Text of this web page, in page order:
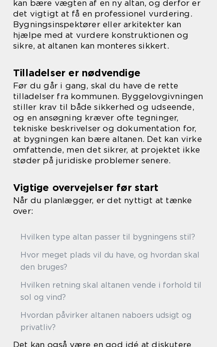
kan bære vægten af en ny altan, og derfor er
det vigtigt at få en professionel vurdering.
Bygningsinspektører eller arkitekter kan
hjælpe med at vurdere konstruktionen og
sikre, at altanen kan monteres sikkert.
Tilladelser er nødvendige
Før du går i gang, skal du have de rette
tilladelser fra kommunen. Byggelovgivningen
stiller krav til både sikkerhed og udseende,
og en ansøgning kræver ofte tegninger,
tekniske beskrivelser og dokumentation for,
at bygningen kan bære altanen. Det kan virke
omfattende, men det sikrer, at projektet ikke
støder på juridiske problemer senere.
Vigtige overvejelser før start
Når du planlægger, er det nyttigt at tænke
over:
Hvilken type altan passer til bygningens stil?
Hvor meget plads vil du have, og hvordan skal
den bruges?
Hvilken retning skal altanen vende i forhold til
sol og vind?
Hvordan påvirker altanen naboers udsigt og
privatliv?
Det kan også være en god idé at diskutere